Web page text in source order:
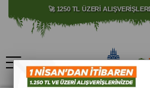
🚀 1250 TL ÜZERİ